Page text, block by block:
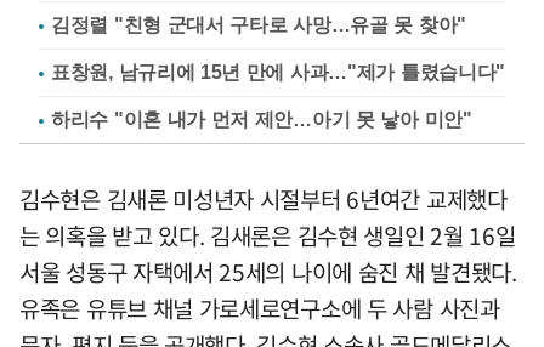
김정렬 "친형 군대서 구타로 사망…유골 못 찾아"
표창원, 남규리에 15년 만에 사과…"제가 틀렸습니다"
하리수 "이혼 내가 먼저 제안…아기 못 낳아 미안"
김수현은 김새론 미성년자 시절부터 6년여간 교제했다
는 의혹을 받고 있다. 김새론은 김수현 생일인 2월 16일
서울 성동구 자택에서 25세의 나이에 숨진 채 발견됐다.
유족은 유튜브 채널 가로세로연구소에 두 사람 사진과